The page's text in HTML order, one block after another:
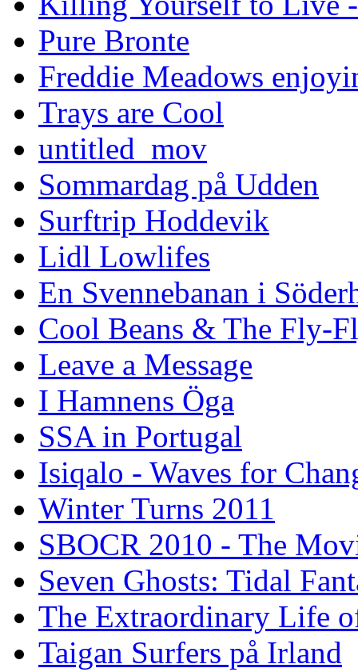
Pure Bronte
Freddie Meadows
Trays are Cool
untitled_mov
Sommardag på Udden
Surftrip Hoddevik
Lidl Lowlifes
En Svennebanan i
Cool Beans & The Fly-
Leave a Message
I Hamnens Öga
SSA in Portugal
Isiqalo - Waves for
Winter Turns 2011
SBOCR 2010 - The
Seven Ghosts: Tidal
The Extraordinary Life
Taigan Surfers på Irland